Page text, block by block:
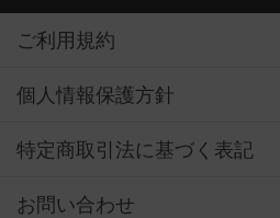
ご利用規約
個人情報保護方針
特定商取引法に基づく表記
お問い合わせ